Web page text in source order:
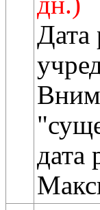
Дата
дата